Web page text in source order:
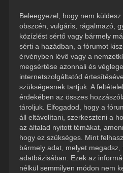
Beleegyezel, hogy nem
obszcén, vulgáris, rágalmazó,
közízlést sértő vagy bármely
sérti a hazádban, a fórumot
érvényben lévő vagy a
megsértése azonnali és
internetszolgáltatód
szükségesnek tartjuk. A
érdekében az összes
tároljuk. Elfogadod, hogy a
áll eltávolítani, szerkeszteni a
az általad nyitott témákat,
hogy ez szükséges. Mint
bármely adat, melyet
adatbázisában. Ezek az
nélkül semmilyen módon nem